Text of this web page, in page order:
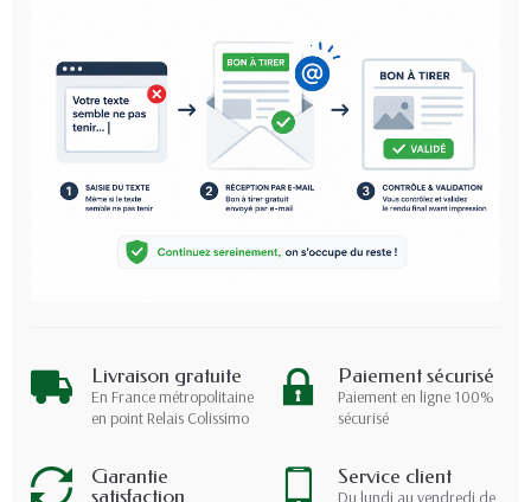
Livraison gratuite
En France métropolitaine
en point Relais Colissimo
Paiement sécurisé
Paiement en ligne 100%
sécurisé
Garantie
satisfaction
Service client
Du lundi au vendredi de